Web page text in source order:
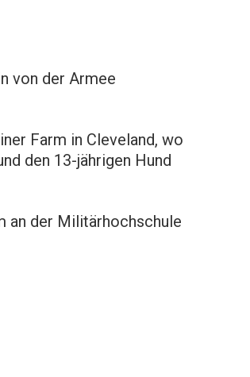
von der Armee
Farm in Cleveland, wo
den 13-jährigen Hund
an der Militärhochschule